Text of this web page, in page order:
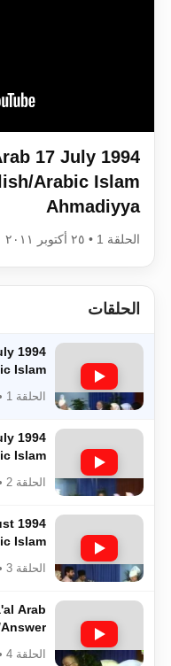
اقرأ
17 July 1994
Arabic Islam
Ahmadiyya
الحلقة 1 • ٢٥ أكتوبر ٢٠١١
الحلقات
1994
Islam
الحلقة 1 • ٢٥ أكتوبر ٢٠١١
1994
Islam
الحلقة 2 • ٢٦ أكتوبر ٢٠١١
1994
Islam
الحلقة 3 • ٢٧ أكتوبر ٢٠١١
Arab
الحلقة 4 • ٨ يونيو ٢٠١١